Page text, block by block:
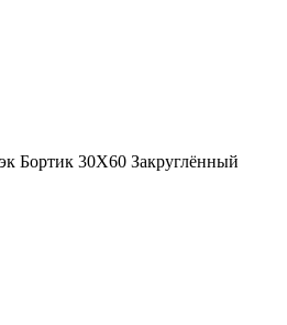
Бортик 30X60 Закруглённый